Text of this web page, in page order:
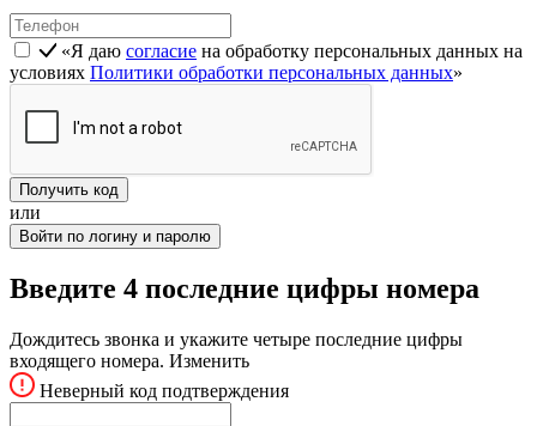
«Я даю согласие на обработку персональных данных на
условиях Политики обработки персональных данных»
Получить код
или
Войти по логину и паролю
Введите 4 последние цифры номера
Дождитесь звонка и укажите четыре последние цифры
входящего номера. Изменить
Неверный код подтверждения